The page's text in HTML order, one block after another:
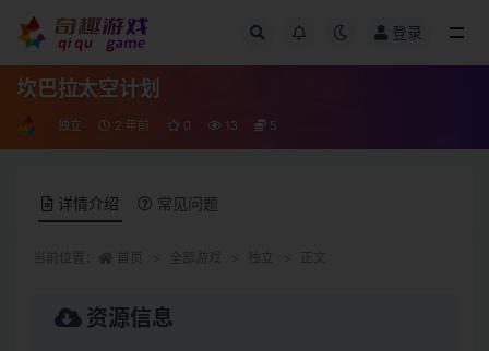
登录
坎巴拉太空计划
独立 2 年前 0 13 5
详情介绍 常见问题
资源信息